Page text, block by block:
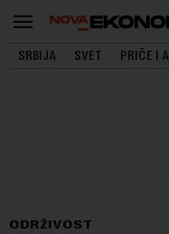
SRBIJA SVET PRIČE I
ODRŽIVOST